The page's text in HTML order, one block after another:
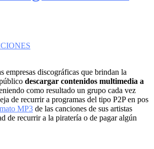
empresas discográficas que brindan la
descargar contenidos multimedia a
como resultado un grupo cada vez
de recurrir a programas del tipo P2P en pos
MP3 de las canciones de sus artistas
de recurrir a la piratería o de pagar algún